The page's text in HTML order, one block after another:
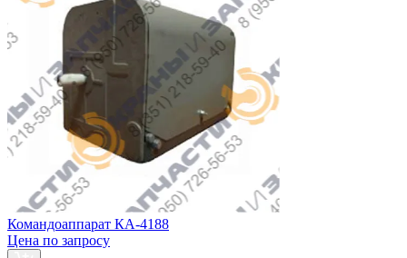
Командоаппарат КА-4188
Цена по запросу